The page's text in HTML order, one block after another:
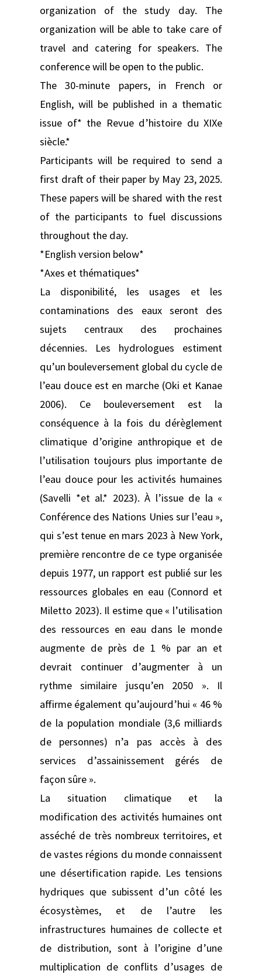
organization of the study day. The
organization will be able to take care of
travel and catering for speakers. The
conference will be open to the public.
The 30-minute papers, in French or
English, will be published in a thematic
issue of* the Revue d’histoire du XIXe
siècle.*
Participants will be required to send a
first draft of their paper by May 23, 2025.
These papers will be shared with the rest
of the participants to fuel discussions
throughout the day.
*English version below*
*Axes et thématiques*
La disponibilité, les usages et les
contaminations des eaux seront des
sujets centraux des prochaines
décennies. Les hydrologues estiment
qu’un bouleversement global du cycle de
l’eau douce est en marche (Oki et Kanae
2006). Ce bouleversement est la
conséquence à la fois du dérèglement
climatique d’origine anthropique et de
l’utilisation toujours plus importante de
l’eau douce pour les activités humaines
(Savelli *et al.* 2023). À l’issue de la «
Conférence des Nations Unies sur l’eau »,
qui s’est tenue en mars 2023 à New York,
première rencontre de ce type organisée
depuis 1977, un rapport est publié sur les
ressources globales en eau (Connord et
Miletto 2023). Il estime que « l’utilisation
des ressources en eau dans le monde
augmente de près de 1 % par an et
devrait continuer d’augmenter à un
rythme similaire jusqu’en 2050 ». Il
affirme également qu’aujourd’hui « 46 %
de la population mondiale (3,6 milliards
de personnes) n’a pas accès à des
services d’assainissement gérés de
façon sûre ».
La situation climatique et la
modification des activités humaines ont
asséché de très nombreux territoires, et
de vastes régions du monde connaissent
une désertification rapide. Les tensions
hydriques que subissent d’un côté les
écosystèmes, et de l’autre les
infrastructures humaines de collecte et
de distribution, sont à l’origine d’une
multiplication de conflits d’usages de